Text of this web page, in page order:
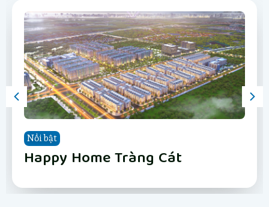
Nổi bật
Vinhomes Hải Vân Bay Đà Nẵng
Nổi bật
The Fullton
Nổi bật
Phân khu Vịnh Xanh
Nổi bật
Happy Home Tràng Cát
Nổi bật
LUMIÈRE Hanoi Seasons Garden
Nổi bật
Vinhomes Global Gate Hạ Long
Nổi bật
Vinhomes Hải Vân Bay Đà Nẵng
Nổi bật
The Fullton